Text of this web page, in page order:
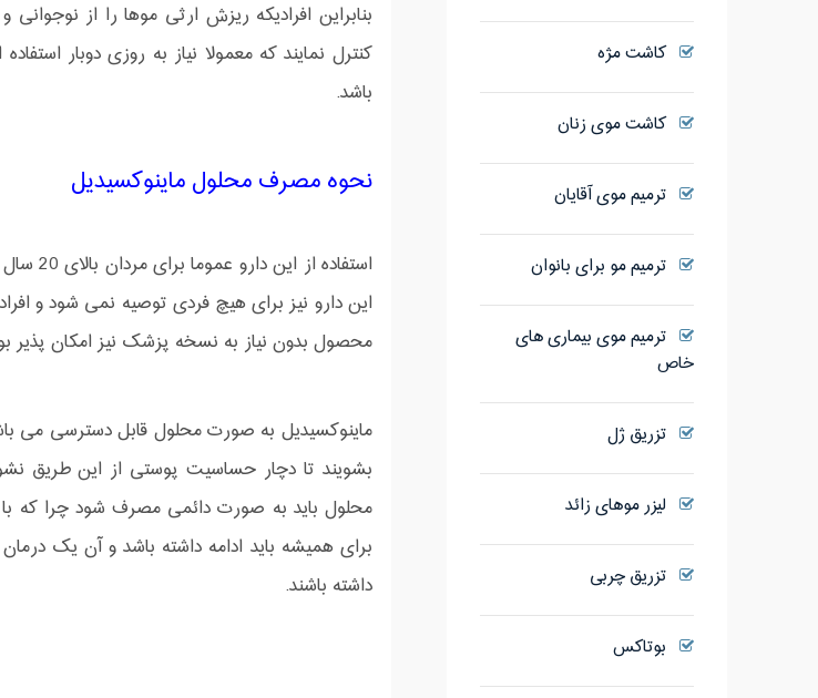
بنابراین افرادیکه ریزش ارثی موها را از
باشد.
نحوه مصرف محلول ماینوکسیدیل
این دارو نیز برای هیچ فردی توصیه نمی شود و
محصول بدون نیاز به نسخه پزشک نیز امکان پذیر
ماینوکسیدیل به صورت محلول قابل دسترسی می
بشویند تا دچار حساسیت پوستی از این طریق
محلول باید به صورت دائمی مصرف شود چرا که
برای همیشه باید ادامه داشته باشد و آن یک
داشته باشند.
کاشت مژه
کاشت موی زنان
ترمیم موی آقایان
ترمیم مو برای بانوان
ترمیم موی بیماری های
خاص
تزریق ژل
لیزر موهای زائد
تزریق چربی
بوتاکس